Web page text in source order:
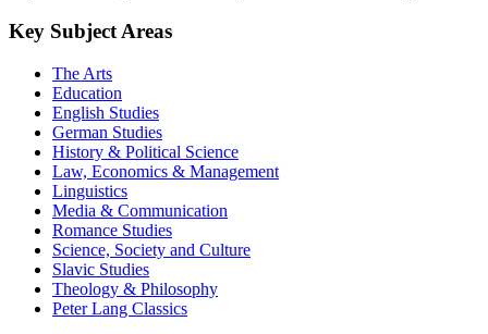
Key Subject Areas
The Arts
Education
English Studies
German Studies
History & Political Science
Law, Economics & Management
Linguistics
Media & Communication
Romance Studies
Science, Society and Culture
Slavic Studies
Theology & Philosophy
Peter Lang Classics